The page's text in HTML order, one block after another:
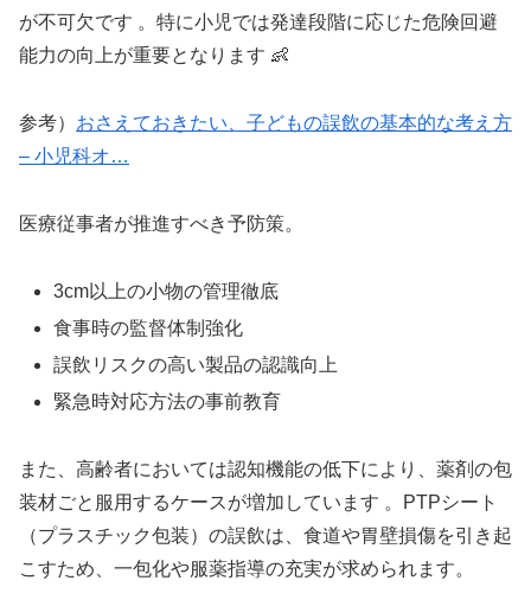
が不可欠です 。特に小児では発達段階に応じた危険回避
能力の向上が重要となります 👶
参考） おさえておきたい、子どもの誤飲の基本的な考え方
– 小児科オ…
医療従事者が推進すべき予防策。
3cm以上の小物の管理徹底
食事時の監督体制強化
誤飲リスクの高い製品の認識向上
緊急時対応方法の事前教育
また、高齢者においては認知機能の低下により、薬剤の包
装材ごと服用するケースが増加しています 。PTPシート
（プラスチック包装）の誤飲は、食道や胃壁損傷を引き起
こすため、一包化や服薬指導の充実が求められます。